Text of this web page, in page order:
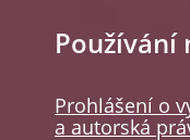
Používání
Prohlášení o
a autorská